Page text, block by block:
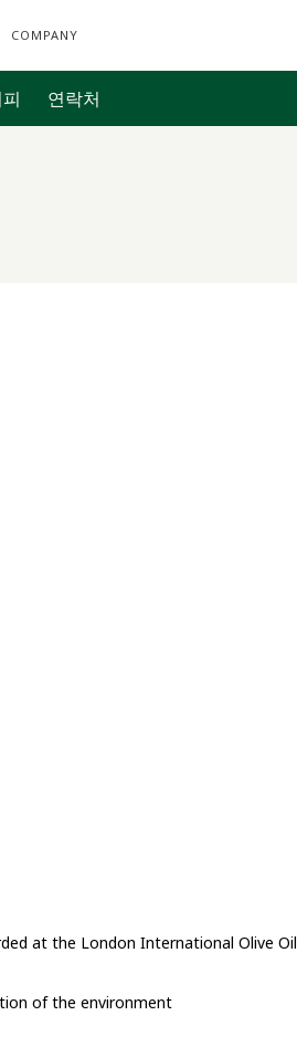
COMPANY
연락처
at the London International Olive Oil
of the environment